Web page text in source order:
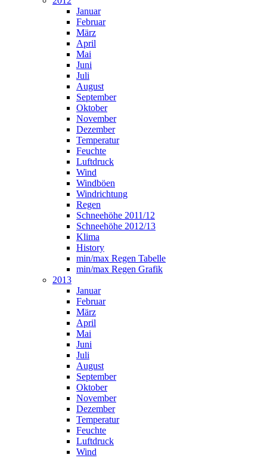
Januar
Februar
März
April
Mai
Juni
Juli
August
September
Oktober
November
Dezember
Temperatur
Feuchte
Luftdruck
Wind
Windböen
Windrichtung
Regen
Schneehöhe 2011/12
Schneehöhe 2012/13
Klima
History
min/max Regen Tabelle
min/max Regen Grafik
2013
Januar
Februar
März
April
Mai
Juni
Juli
August
September
Oktober
November
Dezember
Temperatur
Feuchte
Luftdruck
Wind